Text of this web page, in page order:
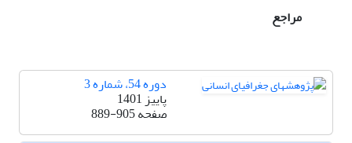
مراجع
دوره 54، شماره 3
پاییز 1401
صفحه889-905